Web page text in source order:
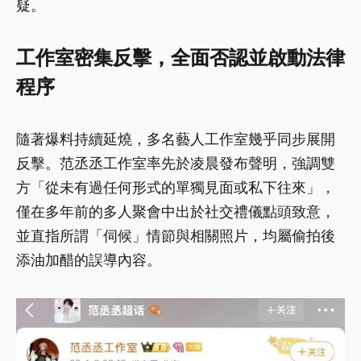
疑。
工作室密集反擊，全面否認並啟動法律
程序
隨著爆料持續延燒，多名藝人工作室幾乎同步展開
反擊。范丞丞工作室率先於凌晨發布聲明，強調雙
方「從未有過任何形式的單獨見面或私下往來」，
僅在多年前的多人聚會中出於社交禮儀點頭致意，
並直指所謂「伺候」情節與相關照片，均屬偷拍後
添油加醋的誤導內容。